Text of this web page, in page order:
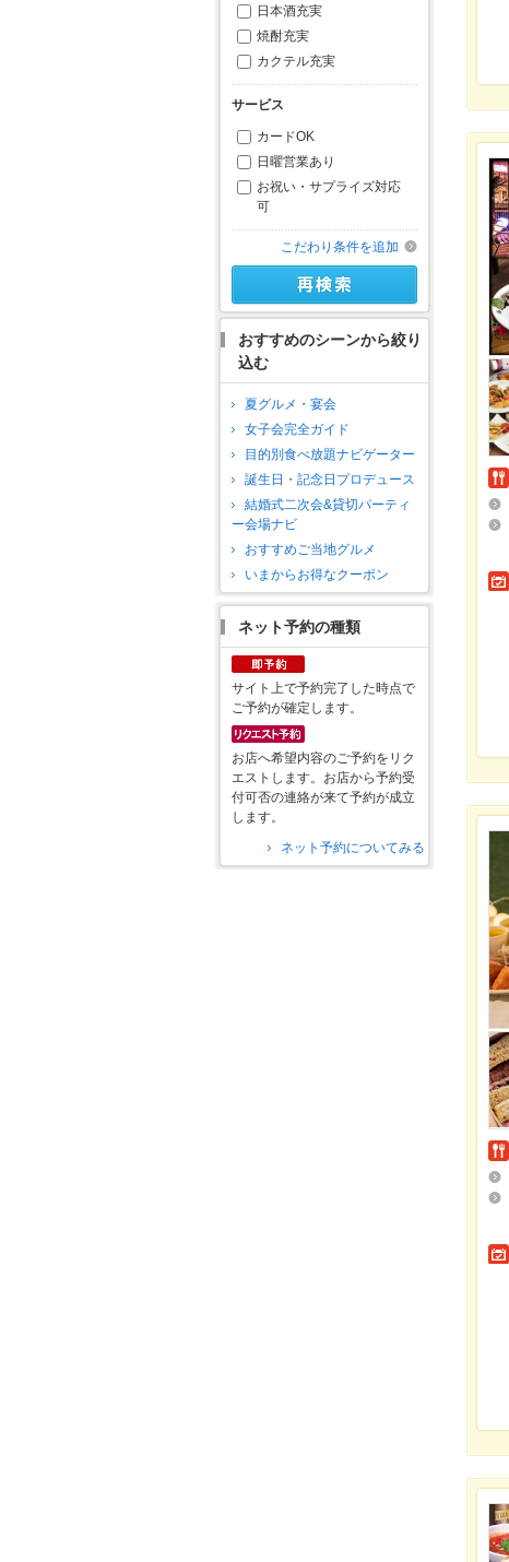
日本酒充実
焼酎充実
カクテル充実
サービス
カードOK
日曜営業あり
お祝い・サプライズ対応
可
こだわり条件を追加
おすすめのシーンから絞り
込む
夏グルメ・宴会
女子会完全ガイド
目的別食べ放題ナビゲーター
誕生日・記念日プロデュース
結婚式二次会&貸切パーティ
ー会場ナビ
おすすめご当地グルメ
いまからお得なクーポン
ネット予約の種類
サイト上で予約完了した時点で
ご予約が確定します。
お店へ希望内容のご予約をリク
エストします。お店から予約受
付可否の連絡が来て予約が成立
します。
ネット予約についてみる